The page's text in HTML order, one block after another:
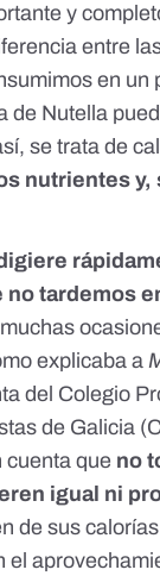
y
entre
en un
de Nutella
se trata de
nutrientes y,
tardemos
explicaba a
del Colegio
de Galicia
cuenta que no
igual ni
de sus
el